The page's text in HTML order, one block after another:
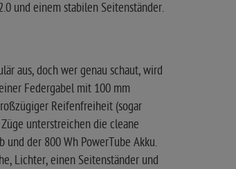
und einem stabilen Seitenständer.
aus, doch wer genau schaut, wird
Federgabel mit 100 mm
Reifenfreiheit (sogar
unterstreichen die cleane
und der 800 Wh PowerTube Akku.
Lichter, einen Seitenständer und